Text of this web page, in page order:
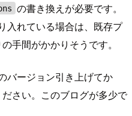
の書き換えが必要です。
入れている場合は、既存プ
手間がかかりそうです。
バージョン引き上げてか
さい。このブログが多少で